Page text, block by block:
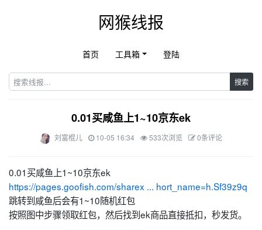
网猴线报
首页 工具箱 登陆
搜索
0.01买咸鱼上1~10京东ek
刘富棍儿 10-05 16:34 533次浏览 0条评论
0.01买咸鱼上1~10京东ek
https://pages.goofish.com/sharex ... hort_name=h.Sf39z9q
跳转到咸鱼后会有1~10随机红包
按照图中步骤领取红包，然后找到ek商品直接抵扣，秒发货。